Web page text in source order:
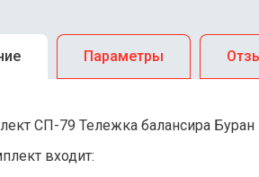
Параметры
СП-79 Тележка балансира Буран
входит: